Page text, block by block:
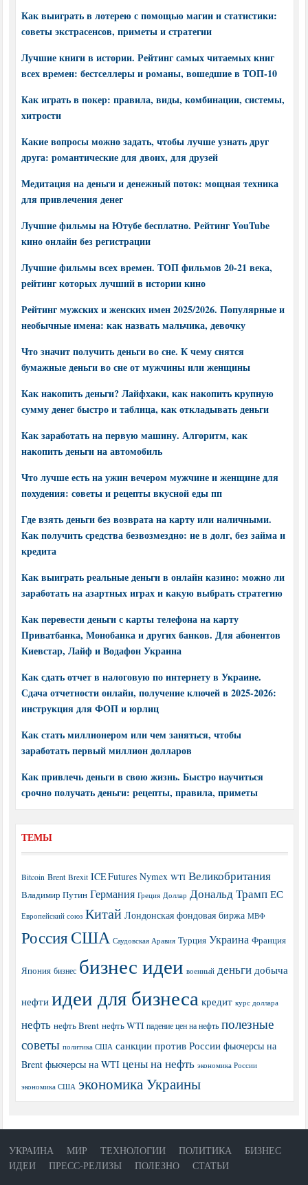
Как выиграть в лотерею с помощью магии и статистики:
советы экстрасенсов, приметы и стратегии
Лучшие книги в истории. Рейтинг самых читаемых книг
всех времен: бестселлеры и романы, вошедшие в ТОП-10
Как играть в покер: правила, виды, комбинации, системы,
хитрости
Какие вопросы можно задать, чтобы лучше узнать друг
друга: романтические для двоих, для друзей
Медитация на деньги и денежный поток: мощная техника
для привлечения денег
Лучшие фильмы на Ютубе бесплатно. Рейтинг YouTube
кино онлайн без регистрации
Лучшие фильмы всех времен. ТОП фильмов 20-21 века,
рейтинг которых лучший в истории кино
Рейтинг мужских и женских имен 2025/2026. Популярные и
необычные имена: как назвать мальчика, девочку
Что значит получить деньги во сне. К чему снятся
бумажные деньги во сне от мужчины или женщины
Как накопить деньги? Лайфхаки, как накопить крупную
сумму денег быстро и таблица, как откладывать деньги
Как заработать на первую машину. Алгоритм, как
накопить деньги на автомобиль
Что лучше есть на ужин вечером мужчине и женщине для
похудения: советы и рецепты вкусной еды пп
Где взять деньги без возврата на карту или наличными.
Как получить средства безвозмездно: не в долг, без займа и
кредита
Как выиграть реальные деньги в онлайн казино: можно ли
заработать на азартных играх и какую выбрать стратегию
Как перевести деньги с карты телефона на карту
Приватбанка, Монобанка и других банков. Для абонентов
Киевстар, Лайф и Водафон Украина
Как сдать отчет в налоговую по интернету в Украине.
Сдача отчетности онлайн, получение ключей в 2025-2026:
инструкция для ФОП и юрлиц
Как стать миллионером или чем заняться, чтобы
заработать первый миллион долларов
Как привлечь деньги в свою жизнь. Быстро научиться
срочно получать деньги: рецепты, правила, приметы
ТЕМЫ
Bitcoin Brent Brexit ICE Futures Nymex WTI Великобритания
Владимир Путин Германия Греция Доллар Дональд Трамп ЕС
Европейский союз Китай Лондонская фондовая биржа МВФ
РоссияСША Саудовская Аравия Турция Украина Франция
Япония бизнес бизнес идеи военный деньги добыча
нефти идеи для бизнеса кредит курс доллара
нефть нефть Brent нефть WTI падение цен на нефть полезные
советы политика США санкции против России фьючерсы на
Brent фьючерсы на WTI цены на нефть экономика России
экономика США экономика Украины
УКРАИНА МИР ТЕХНОЛОГИИ ПОЛИТИКА
БИЗНЕС
ИДЕИ
ПРЕСС-РЕЛИЗЫ ПОЛЕЗНО СТАТЬИ